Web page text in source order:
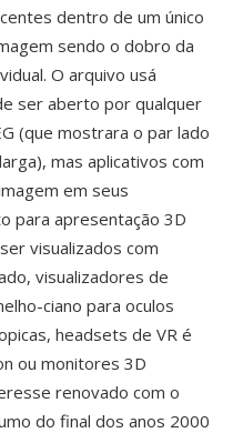
dentro de um único
sendo o dobro da
O arquivo usá
ser aberto por qualquer
(que mostrara o par lado
mas aplicativos com
em seus
para apresentação 3D
visualizados com
visualizadores de
ciano para oculos
headsets de VR é
ou monitores 3D
renovado com o
do final dos anos 2000